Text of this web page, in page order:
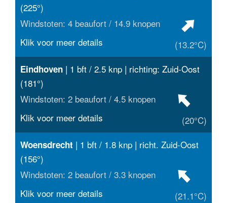
(225°)
Windstoten: 4 beaufort / 14.9 knopen
(13.2°C)
Klik voor meer details
Eindhoven | 1 bft / 2.5 knp | richting: Zuid-Oost
(181°)
Windstoten: 2 beaufort / 4.5 knopen
(20°C)
Klik voor meer details
Woensdrecht | 1 bft / 1.8 knp | richt. Zuid-Oost
(156°)
Windstoten: 2 beaufort / 3.3 knopen
(21.1°C)
Klik voor meer details